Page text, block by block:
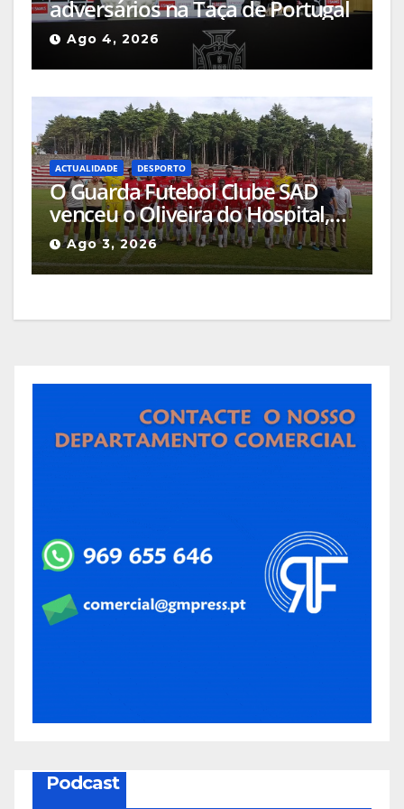
adversários na Taça de Portugal
Ago 4, 2026
ACTUALIDADE DESPORTO
O Guarda Futebol Clube SAD
venceu o Oliveira do Hospital,
por 1-0, naquele que foi o jogo
de apresentação
Ago 3, 2026
Podcast